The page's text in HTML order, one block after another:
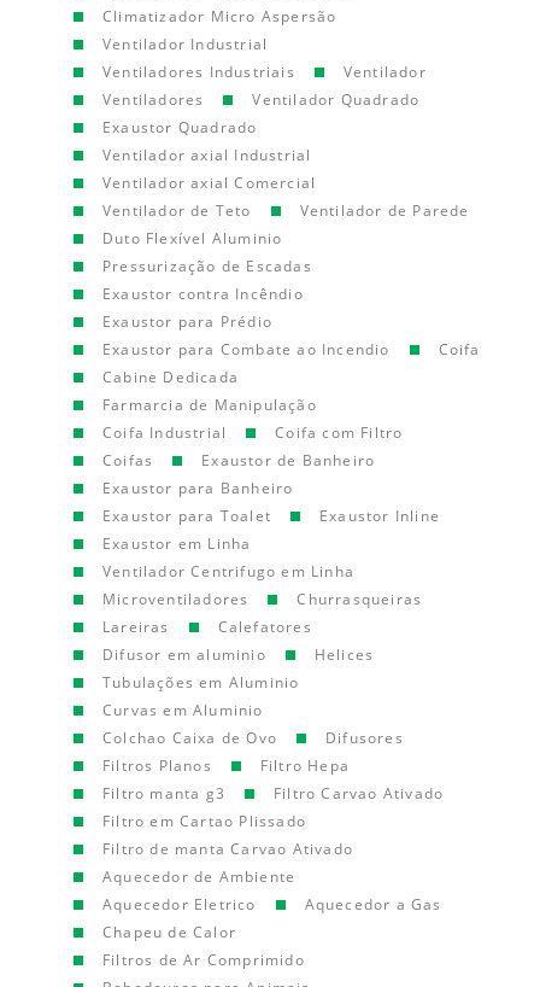
Climatizador Micro Aspersão
Ventilador Industrial
Ventiladores Industriais
Ventilador
Ventiladores
Ventilador Quadrado
Exaustor Quadrado
Ventilador axial Industrial
Ventilador axial Comercial
Ventilador de Teto
Ventilador de Parede
Duto Flexível Aluminio
Pressurização de Escadas
Exaustor contra Incêndio
Exaustor para Prédio
Exaustor para Combate ao Incendio
Coifa
Cabine Dedicada
Farmarcia de Manipulação
Coifa Industrial
Coifa com Filtro
Coifas
Exaustor de Banheiro
Exaustor para Banheiro
Exaustor para Toalet
Exaustor Inline
Exaustor em Linha
Ventilador Centrifugo em Linha
Microventiladores
Churrasqueiras
Lareiras
Calefatores
Difusor em aluminio
Helices
Tubulações em Aluminio
Curvas em Aluminio
Colchao Caixa de Ovo
Difusores
Filtros Planos
Filtro Hepa
Filtro manta g3
Filtro Carvao Ativado
Filtro em Cartao Plissado
Filtro de manta Carvao Ativado
Aquecedor de Ambiente
Aquecedor Eletrico
Aquecedor a Gas
Chapeu de Calor
Filtros de Ar Comprimido